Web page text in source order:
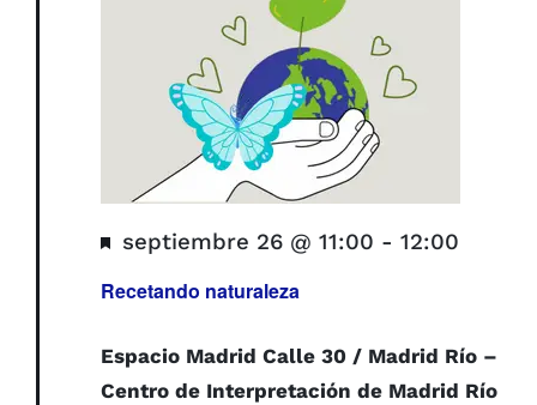
Recetando naturaleza
Destacado
septiembre 26 @ 11:00 - 12:00
Espacio Madrid Calle 30 / Madrid Río –
Centro de Interpretación de Madrid Río